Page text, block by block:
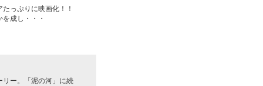
っぷりに映画化！！
成し・・・
ー。「泥の河」に続